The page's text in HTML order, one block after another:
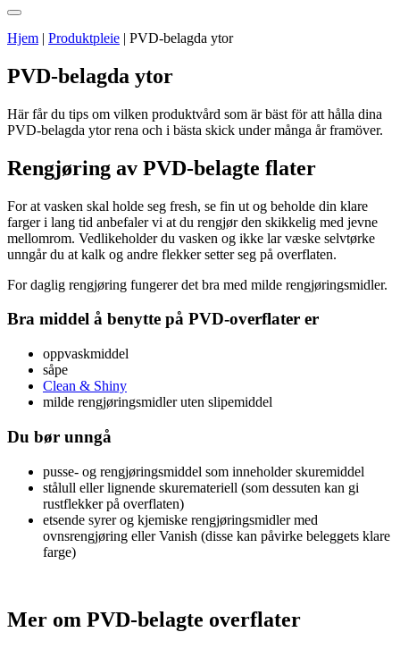
Hjem | Produktpleie | PVD-belagda ytor
PVD-belagda ytor
Här får du tips om vilken produktvård som är bäst för att hålla dina
PVD-belagda ytor rena och i bästa skick under många år framöver.
Rengjøring av PVD-belagte flater
For at vasken skal holde seg fresh, se fin ut og beholde din klare
farger i lang tid anbefaler vi at du rengjør den skikkelig med jevne
mellomrom. Vedlikeholder du vasken og ikke lar væske selvtørke
unngår du at kalk og andre flekker setter seg på overflaten.
For daglig rengjøring fungerer det bra med milde rengjøringsmidler.
Bra middel å benytte på PVD-overflater er
oppvaskmiddel
såpe
Clean & Shiny
milde rengjøringsmidler uten slipemiddel
Du bør unngå
pusse- og rengjøringsmiddel som inneholder skuremiddel
stålull eller lignende skuremateriell (som dessuten kan gi
rustflekker på overflaten)
etsende syrer og kjemiske rengjøringsmidler med
ovnsrengjøring eller Vanish (disse kan påvirke beleggets klare
farge)
Mer om PVD-belagte overflater